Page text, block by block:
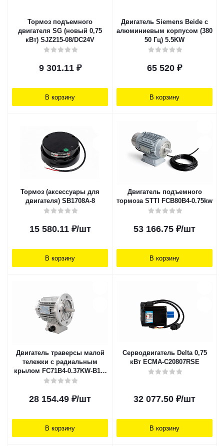
Тормоз подъемного
двигателя SG (новый 0,75
кВт) SJZ215-08/DC24V
9 301.11₽
В корзину
Двигатель Siemens Beide с
алюминиевым корпусом (380
50 Гц) 5.5KW
65 520 ₽
В корзину
Тормоз (аксессуары для
двигателя) SB1708A-8
15 580.11₽/шт
В корзину
Двигатель подъемного
тормоза STTI FCB80B4-0.75kw
53 166.75 ₽/шт
В корзину
Двигатель траверсы малой
тележки с радиальным
крылом FC71B4-0.37KW-B14-
1390
28 154.49 ₽/шт
В корзину
Серводвигатель Delta 0,75
кВт ECMA-C20807RSE
32 077.50 ₽/шт
В корзину